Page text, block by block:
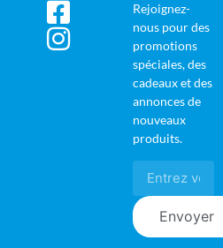
Rejoignez-
nous pour des
promotions
spéciales, des
cadeaux et des
annonces de
nouveaux
produits.
Envoyer